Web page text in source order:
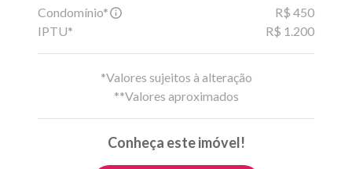
Condomínio*
R$ 450
IPTU*
R$ 1.200
*Valores sujeitos à alteração
**Valores aproximados
Conheça este imóvel!